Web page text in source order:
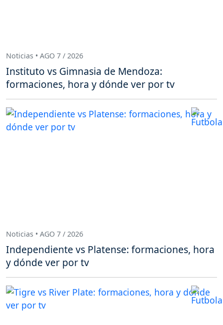
Noticias • AGO 7 / 2026
Instituto vs Gimnasia de Mendoza:
formaciones, hora y dónde ver por tv
Noticias • AGO 7 / 2026
Independiente vs Platense: formaciones, hora
y dónde ver por tv